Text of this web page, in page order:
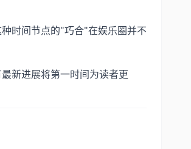
时间节点的"巧合"在娱乐圈并不
新进展将第一时间为读者更